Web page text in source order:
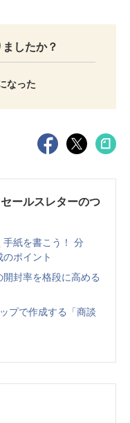
したか？
なった
ールスレターのつ
手紙を書こう！ 分
ポイント
封率を格段に高める
プで作成する「商談